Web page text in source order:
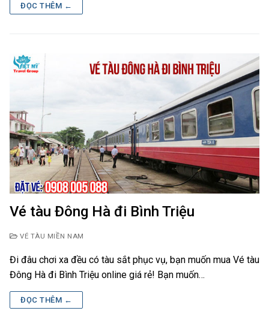
ĐỌC THÊM ←
Vé tàu Đông Hà đi Bình Triệu
VÉ TÀU MIỀN NAM
Đi đâu chơi xa đều có tàu sắt phục vụ, bạn muốn mua Vé tàu
Đông Hà đi Bình Triệu online giá rẻ! Bạn muốn…
ĐỌC THÊM ←